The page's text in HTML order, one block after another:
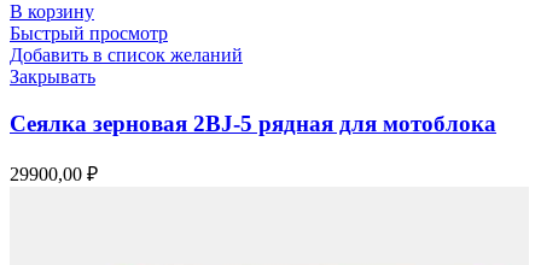
В корзину
Быстрый просмотр
Добавить в список желаний
Закрывать
Сеялка зерновая 2BJ-5 рядная для мотоблока
29900,00 ₽